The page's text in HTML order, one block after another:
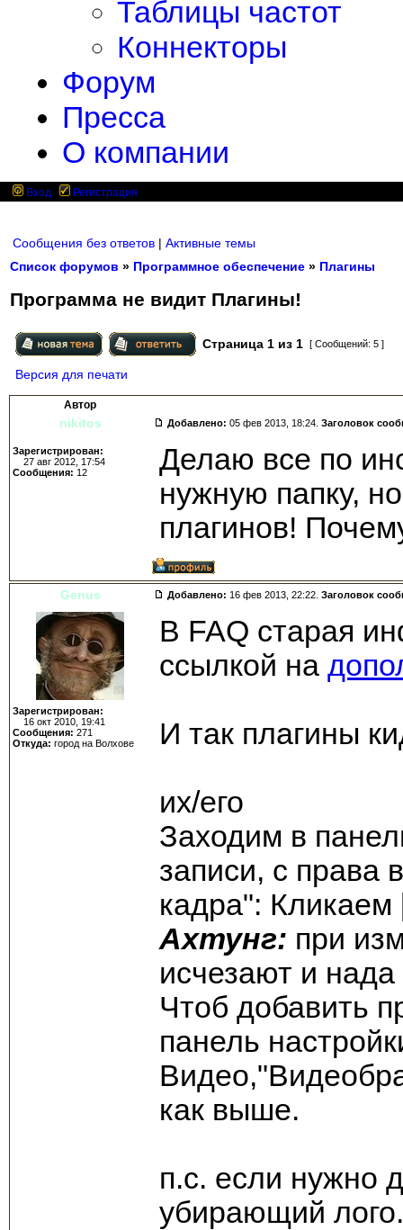
Таблицы частот
Коннекторы
Форум
Пресса
О компании
Вход Регистрация
Сообщения без ответов | Активные темы
Список форумов » Программное обеспечение » Плагины
Программа не видит Плагины!
Страница 1 из 1 [ Сообщений: 5 ]
Версия для печати
Автор
nikitos Добавлено: 05 фев 2013, 18:24. Заголовок
Зарегистрирован:
27 авг 2012, 17:54
Сообщения: 12
Делаю все по
нужную папку,
плагинов!
Genus Добавлено: 16 фев 2013, 22:22. Заголовок
Зарегистрирован:
16 окт 2010, 19:41
Сообщения: 271
Откуда: город на Волхове
В FAQ старая
ссылкой на
И так плагины
их/его
Заходим в
записи, с права
кадра":
Ахтунг: при
исчезают и
Чтоб добавить
панель
как выше.
п.с. если нужно
убирающий